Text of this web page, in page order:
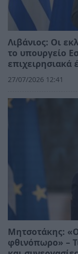
Λιβάνιος: Οι
το υπουργείο
επιχειρησιακά
27/07/2026 12:41
Μητσοτάκης:
φθινόπωρο» –